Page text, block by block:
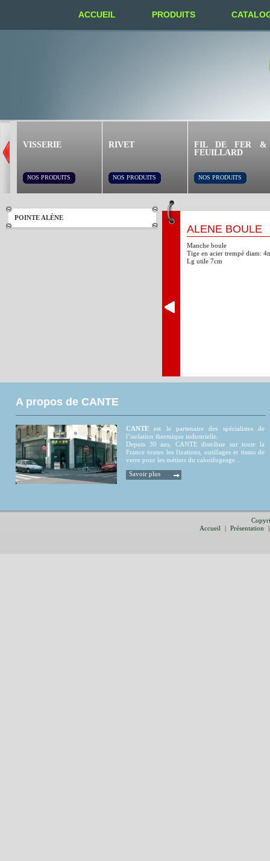
ACCUEIL PRODUITS
VISSERIE
NOS PRODUITS
RIVET
NOS PRODUITS
FIL DE FER &
FEUILLARD
NOS PRODUITS
POINTE ALÈNE
ALÈNE BOULE
Manche boule
Tige en acier trempé diam:
Lg utile 7cm
A propos de CANTE
CANTE est le partenaire des spécialistes de
l’isolation thermique industrielle.
Depuis 30 ans, CANTE distribue sur toute la
France toutes les fixations, outillages et tissus de
verre pour les métiers du calorifugeage...
Savoir plus
Accueil
| Présentation